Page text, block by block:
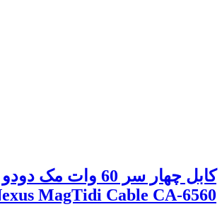
MagTidi Cable CA-6560